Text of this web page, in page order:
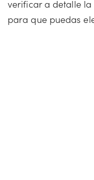
verificar a detalle
para que puedas